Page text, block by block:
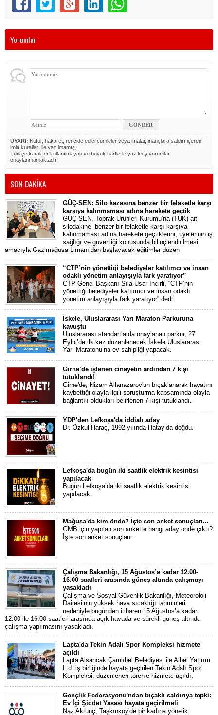
Yorumlar
UYARI: Küfür, hakaret, rencide edici cümleler veya imalar, inançlara saldırı içeren,
imla kuralları ile yazılmamış,
Türkçe karakter kullanılmayan ve büyük harflerle yazılmış yorumlar
onaylanmamaktadır.
SON DAKİKA
GÜÇ-SEN: Silo kazasına benzer bir felaketle karşı
karşıya kalınmaması adına harekete geçtik
GÜÇ-SEN, Toprak Ürünleri Kurumu’na (TÜK) ait
silodakine benzer bir felaketle karşı karşıya
kalınmaması adına harekete geçtiklerini, üyelerinin iş
sağlığı ve güvenliği konusunda bilinçlendirilmesi
amacıyla Gazimağusa Limanı’dan başlayacak eğitimler düzen
“CTP’nin yönettiği belediyeler katılımcı ve insan
odaklı yönetim anlayışıyla fark yaratıyor”
CTP Genel Başkanı Sıla Usar İncirli, “CTP’nin
yönettiği belediyeler katılımcı ve insan odaklı
yönetim anlayışıyla fark yaratıyor” dedi.
İskele, Uluslararası Yarı Maraton Parkuruna
kavuştu
Uluslararası standartlarda onaylanan parkur, 27
Eylül’de ilk kez düzenlenecek İskele Uluslararası
Yarı Maratonu’na ev sahipliği yapacak.
Girne’de işlenen cinayetin ardından 7 kişi
tutuklandı!
Girne'de, Nizam Allanazarov'un bıçaklanarak hayatını
kaybettiği olayla ilgili soruşturma kapsamında olayla
bağlantılı oldukları belirlenen 7 kişi tutuklandı.
YDP'den Lefkoşa'da iddialı aday
Dr. Özkul Haraç, 1992 yılında Hatay’da doğdu.
Lefkoşa'da bugün iki saatlik elektrik kesintisi
yapılacak
Bugün Lefkoşa’da iki saatlik elektrik kesintisi
yapılacak.
Mağusa'da kim önde? İşte son anket sonuçları...
GMB için yapılan son ankette hangi aday önde çıktı?
İşte son anket sonuçları...
Çalışma Bakanlığı, 15 Ağustos’a kadar 12.00-
16.00 saatleri arasında güneş altında çalışmayı
yasakladı
Çalışma ve Sosyal Güvenlik Bakanlığı, Meteoroloji
Dairesi’nin yüksek hava sıcaklığı tahminleri
nedeniyle bugünden itibaren 15 Ağustos’a kadar
12.00 ile 16.00 saatleri arasında açık havada ve sürekli güneş altında
çalışma yapılmasını yasakladı.
Lapta'da Tekin Adalı Spor Kompleksi hizmete
açıldı
Lapta Alsancak Çamlıbel Belediyesi ile Albel Yatırım
Ltd. iş birliğinde hayata geçirilen Tekin Adalı Spor
Kompleksi, düzenlenen törenle hizmete açıldı.
Gençlik Federasyonu'ndan bıçaklı saldırıya tepki:
Ev İçi Şiddet Yasası hayata geçirilmeli
Naz Aktunç, Taşkınköy'de bir kadına yönelik